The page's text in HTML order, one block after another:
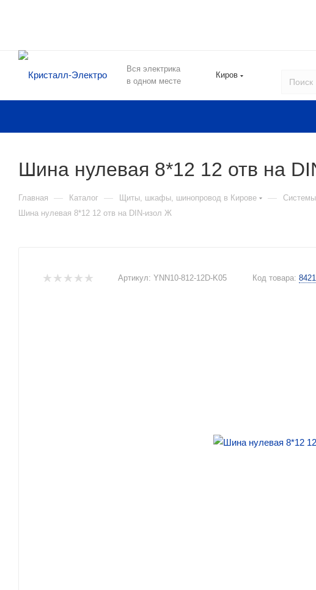
Вся электрика
в одном месте
Киров
Шина нулевая 8*12 12 отв на
Главная — Каталог — Щиты, шкафы, шинопровод в Кирове —
Шина нулевая 8*12 12 отв на DIN-изол Ж
Артикул: YNN10-812-12D-K05 Код товара: